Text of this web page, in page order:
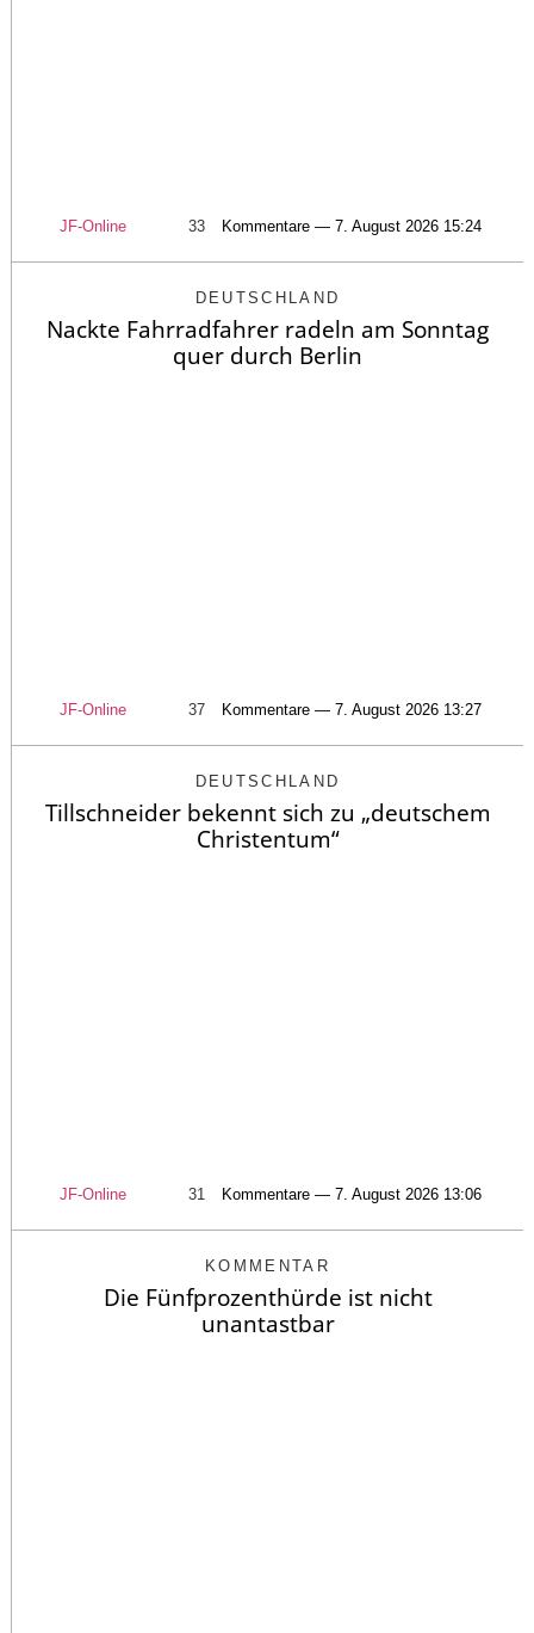
JF-Online 33 Kommentare — 7. August 2026 15:24
DEUTSCHLAND
Nackte Fahrradfahrer radeln am Sonntag
quer durch Berlin
JF-Online 37 Kommentare — 7. August 2026 13:27
DEUTSCHLAND
Tillschneider bekennt sich zu „deutschem
Christentum“
JF-Online 31 Kommentare — 7. August 2026 13:06
KOMMENTAR
Die Fünfprozenthürde ist nicht
unantastbar